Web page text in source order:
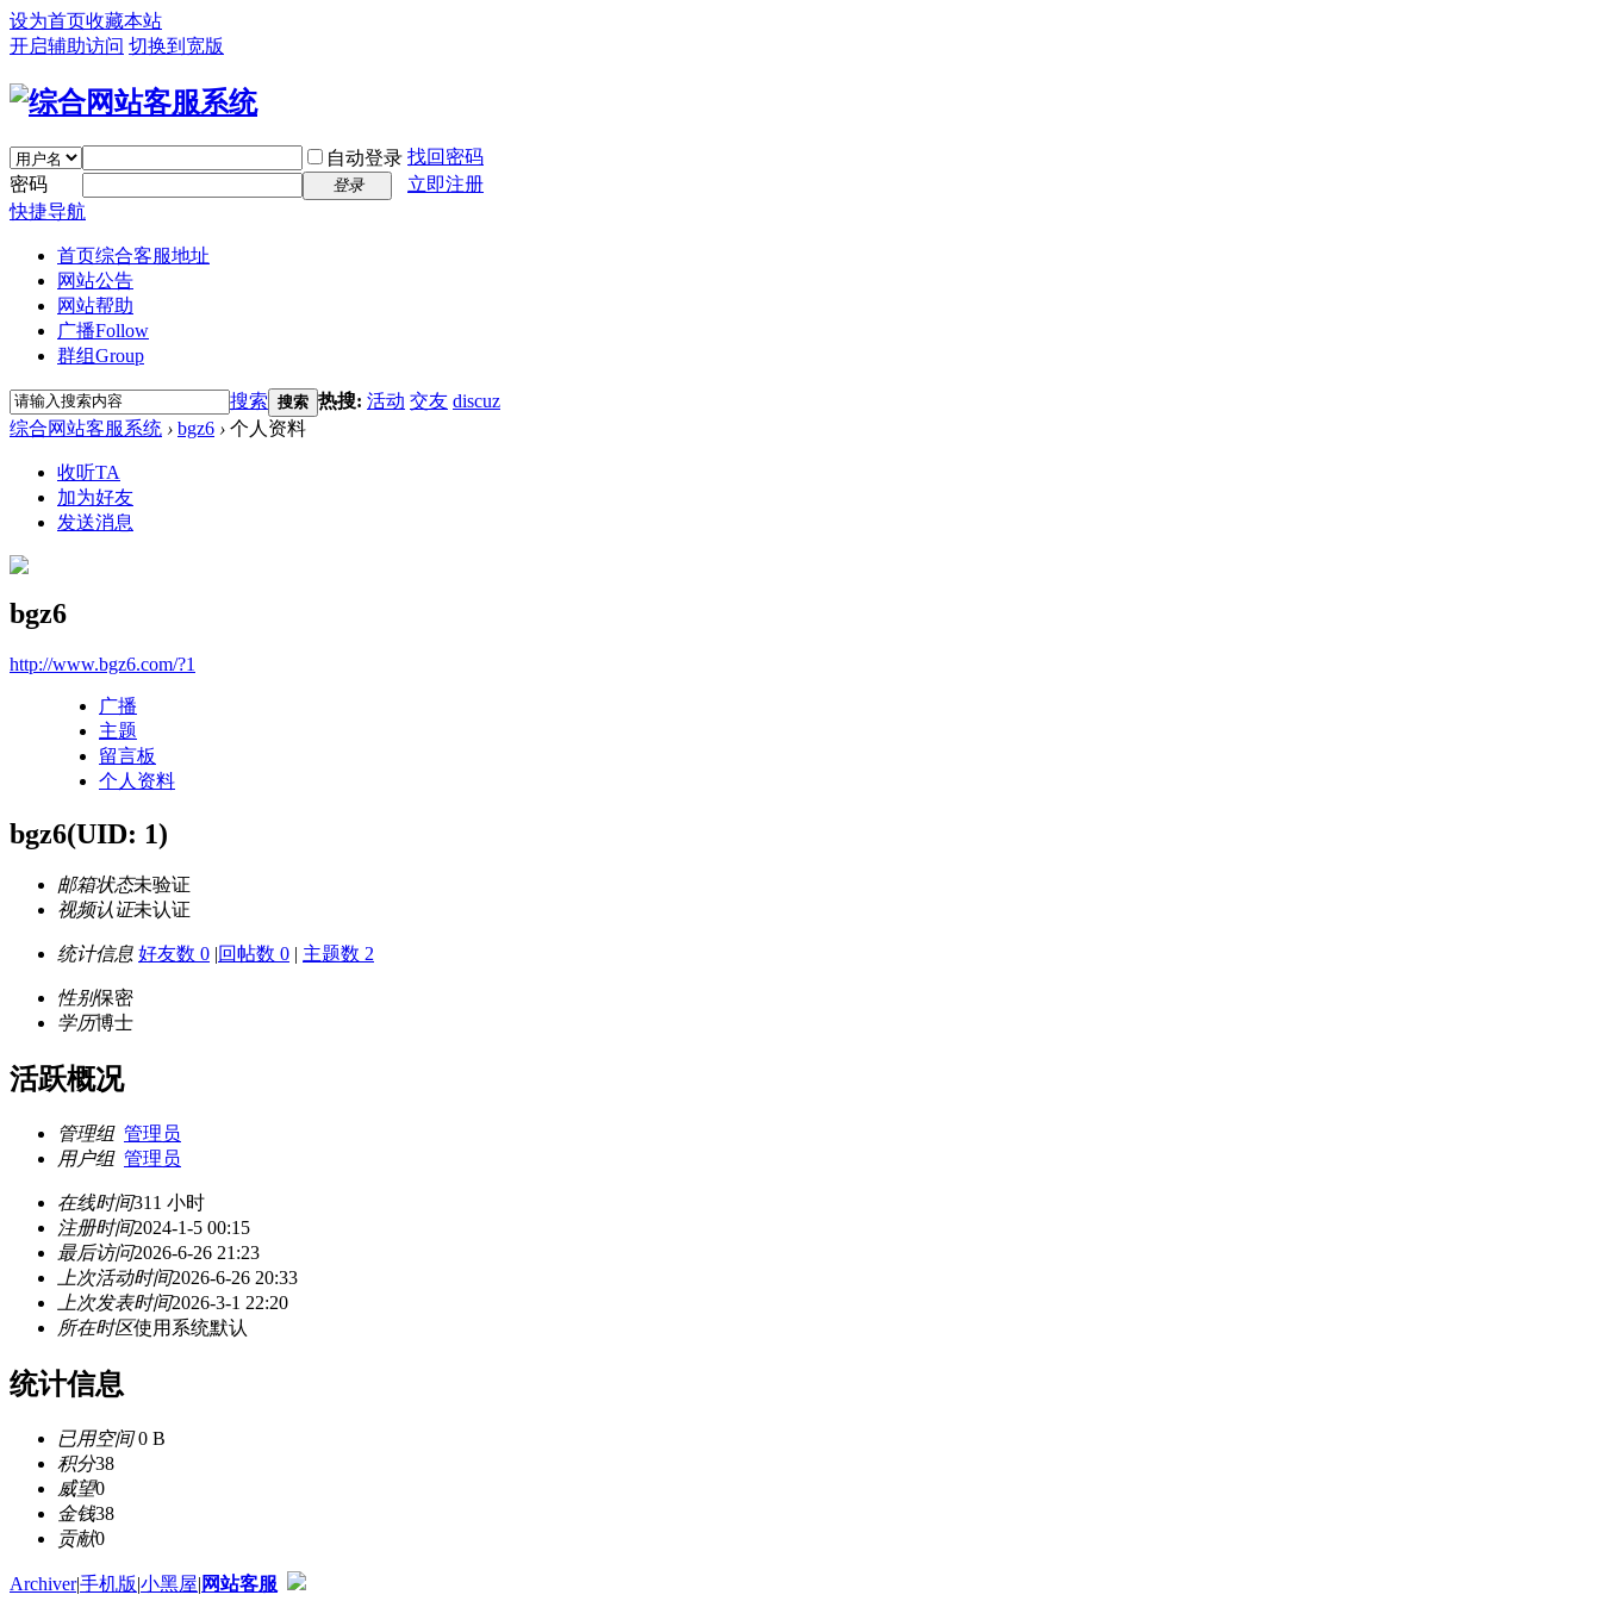
设为首页收藏本站
开启辅助访问 切换到宽版
自动登录 找回密码
密码
登录
立即注册
快捷导航
首页综合客服地址
网站公告
网站帮助
广播Follow
群组Group
搜索 搜索 热搜: 活动 交友 discuz
综合网站客服系统 › bgz6 › 个人资料
收听TA
加为好友
发送消息
bgz6
http://www.bgz6.com/?1
广播
主题
留言板
个人资料
bgz6(UID: 1)
邮箱状态未验证
视频认证未认证
统计信息 好友数 0 |回帖数 0 | 主题数 2
性别保密
学历博士
活跃概况
管理组 管理员
用户组 管理员
在线时间311 小时
注册时间2024-1-5 00:15
最后访问2026-6-26 21:23
上次活动时间2026-6-26 20:33
上次发表时间2026-3-1 22:20
所在时区使用系统默认
统计信息
已用空间0 B
积分38
威望0
金钱38
贡献0
Archiver|手机版|小黑屋| 网站客服